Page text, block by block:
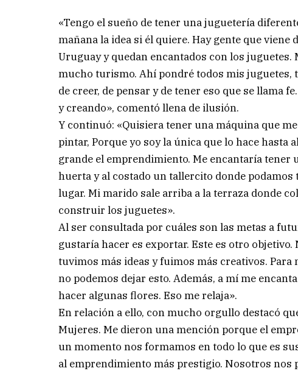
«Tengo el sueño de tener una juguetería
mañana la idea si él quiere. Hay gente que
Uruguay y quedan encantados con los
mucho turismo. Ahí pondré todos mis juguetes,
de creer, de pensar y de tener eso que se llama
y creando», comentó llena de ilusión.
Y continuó: «Quisiera tener una máquina que
pintar, Porque yo soy la única que lo hace hasta
grande el emprendimiento. Me encantaría
huerta y al costado un tallercito donde podamos
lugar. Mi marido sale arriba a la terraza donde
construir los juguetes».
Al ser consultada por cuáles son las metas a
gustaría hacer es exportar. Este es otro
tuvimos más ideas y fuimos más creativos.
no podemos dejar esto. Además, a mí me
hacer algunas flores. Eso me relaja».
En relación a ello, con mucho orgullo destacó
Mujeres. Me dieron una mención porque el
un momento nos formamos en todo lo que es
al emprendimiento más prestigio. Nosotros nos